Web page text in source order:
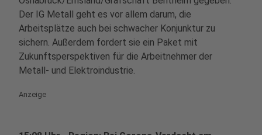
Der IG Metall geht es vor allem darum, die
Arbeitsplätze auch bei schwacher Konjunktur zu
sichern. Außerdem fordert sie ein Paket mit
Zukunftsperspektiven für die Arbeitnehmer der
Metall- und Elektroindustrie.
Anzeige